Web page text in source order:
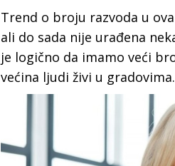
Trend o broju razvoda u
ali do sada nije urađena
je logično da imamo veći
većina ljudi živi u gradovima.